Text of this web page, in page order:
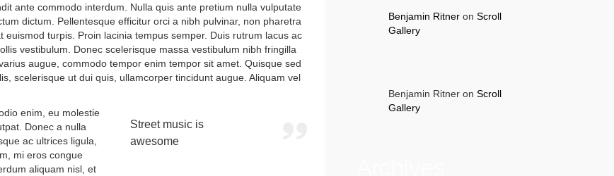
ante commodo interdum. Nulla quis ante pretium nulla vulputate
dictum. Pellentesque efficitur orci a nibh pulvinar, non pharetra
turpis. Proin lacinia tempus semper. Duis rutrum lacus ac
vestibulum. Donec scelerisque massa vestibulum nibh fringilla
augue, commodo tempor enim tempor sit amet. Quisque sed
scelerisque ut dui quis, ullamcorper tincidunt augue. Aliquam vel
Street music is
awesome
enim, eu molestie
Donec a nulla
ac ultrices ligula,
mi eros congue
aliquam nisl, et
Benjamin Ritneron Scroll
Gallery
Benjamin Ritneron Scroll
Gallery